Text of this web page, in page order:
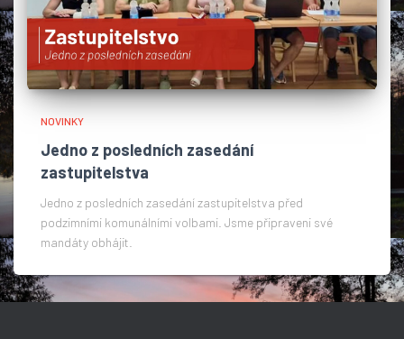
NOVINKY
Jedno z posledních zasedání
zastupitelstva
Jedno z posledních zasedání zastupitelstva před
podzimními komunálními volbami. Jsme připraveni své
mandáty obhájit.